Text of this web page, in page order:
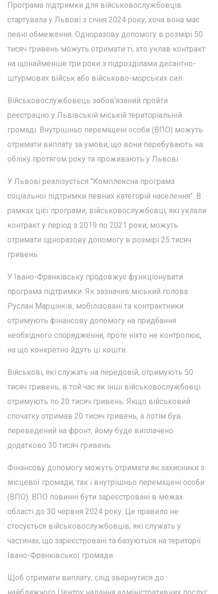
Програма підтримки для військовослужбовців
стартувала у Львові з січня 2024 року, хоча вона має
певні обмеження. Одноразову допомогу в розмірі 50
тисяч гривень можуть отримати ті, хто уклав контракт
на щонайменше три роки з підрозділами десантно-
штурмових військ або військово-морських сил.
Військовослужбовець зобов'язаний пройти
реєстрацію у Львівській міській територіальній
громаді. Внутрішньо переміщені особи (ВПО) можуть
отримати виплату за умови, що вони перебувають на
обліку протягом року та проживають у Львові.
У Львові реалізується "Комплексна програма
соціальної підтримки певних категорій населення". В
рамках цієї програми, військовослужбовці, які уклали
контракт у період з 2019 по 2021 роки, можуть
отримати одноразову допомогу в розмірі 25 тисяч
гривень.
У Івано-Франківську продовжує функціонувати
програма підтримки. Як зазначив міський голова
Руслан Марцінків, мобілізовані та контрактники
отримують фінансову допомогу на придбання
необхідного спорядження, проте ніхто не контролює,
на що конкретно йдуть ці кошти.
Військові, які служать на передовій, отримують 50
тисяч гривень, в той час як інші військовослужбовці
отримують по 20 тисяч гривень. Якщо військовий
спочатку отримав 20 тисяч гривень, а потім був
переведений на фронт, йому буде виплачено
додатково 30 тисяч гривень.
Фінансову допомогу можуть отримати як захисники з
місцевої громади, так і внутрішньо переміщені особи
(ВПО). ВПО повинні бути зареєстровані в межах
області до 30 червня 2024 року. Це правило не
стосується військовослужбовців, які служать у
частинах, що зареєстровані та базуються на території
Івано-Франківської громади.
Щоб отримати виплату, слід звернутися до